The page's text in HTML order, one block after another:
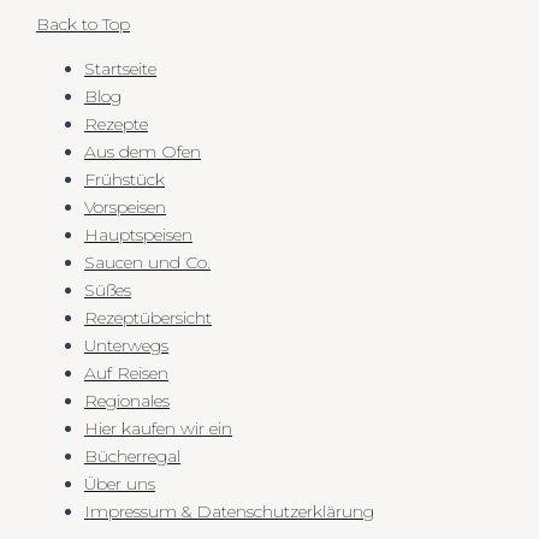
Back to Top
Startseite
Blog
Rezepte
Aus dem Ofen
Frühstück
Vorspeisen
Hauptspeisen
Saucen und Co.
Süßes
Rezeptübersicht
Unterwegs
Auf Reisen
Regionales
Hier kaufen wir ein
Bücherregal
Über uns
Impressum & Datenschutzerklärung